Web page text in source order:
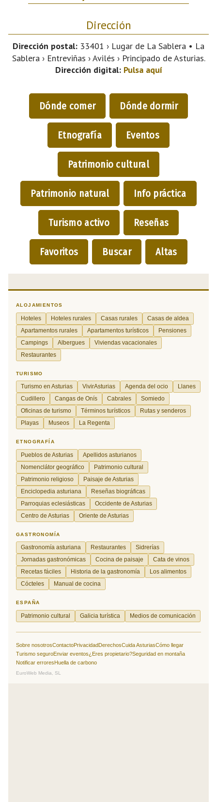
Dirección
Dirección postal: 33401 › Lugar de La Sablera • La
Sablera › Entreviñas › Avilés › Principado de Asturias.
Dirección digital: Pulsa aquí
Dónde comer Dónde dormir
Etnografía Eventos
Patrimonio cultural
Patrimonio natural Info práctica
Turismo activo Reseñas
Favoritos Buscar Altas